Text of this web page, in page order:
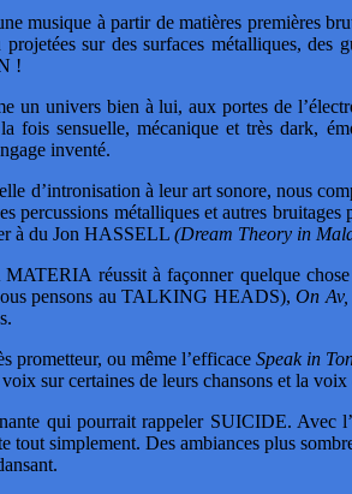
musique à partir de matières premières
sur des surfaces métalliques,
!
univers bien à lui, aux portes de
sensuelle, mécanique et très dark,
inventé.
d’intronisation à leur art sonore, nous
percussions métalliques et autres
à du Jon HASSELL (Dream Theory in
réussit à façonner quelque
pensons au TALKING HEADS),On Av,
prometteur, ou même l’efficace Speak in
sur certaines de leurs chansons et la
qui pourrait rappeler SUICIDE. Avec
simplement. Des ambiances plus